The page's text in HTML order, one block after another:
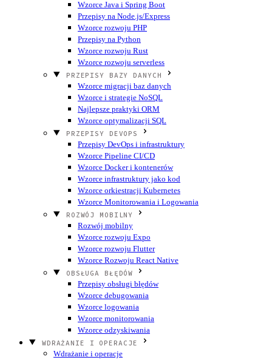
Wzorce Java i Spring Boot
Przepisy na Node.js/Express
Wzorce rozwoju PHP
Przepisy na Python
Wzorce rozwoju Rust
Wzorce rozwoju serverless
PRZEPISY BAZY DANYCH
Wzorce migracji baz danych
Wzorce i strategie NoSQL
Najlepsze praktyki ORM
Wzorce optymalizacji SQL
PRZEPISY DEVOPS
Przepisy DevOps i infrastruktury
Wzorce Pipeline CI/CD
Wzorce Docker i kontenerów
Wzorce infrastruktury jako kod
Wzorce orkiestracji Kubernetes
Wzorce Monitorowania i Logowania
ROZWÓJ MOBILNY
Rozwój mobilny
Wzorce rozwoju Expo
Wzorce rozwoju Flutter
Wzorce Rozwoju React Native
OBSŁUGA BŁĘDÓW
Przepisy obsługi błędów
Wzorce debugowania
Wzorce logowania
Wzorce monitorowania
Wzorce odzyskiwania
WDRAŻANIE I OPERACJE
Wdrażanie i operacje